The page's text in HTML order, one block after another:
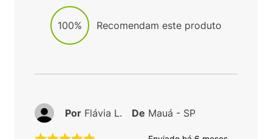
100% Recomendam este produto
Por Flávia L. De Mauá - SP